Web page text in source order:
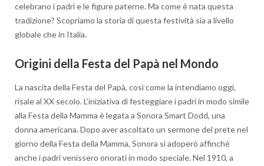
celebrano i padri e le figure paterne. Ma come è nata questa
tradizione? Scopriamo la storia di questa festività sia a livello
globale che in Italia.
Origini della Festa del Papà nel Mondo
La nascita della Festa del Papà, così come la intendiamo oggi,
risale al XX secolo. L’iniziativa di festeggiare i padri in modo simile
alla Festa della Mamma è legata a Sonora Smart Dodd, una
donna americana. Dopo aver ascoltato un sermone del prete nel
giorno della Festa della Mamma, Sonora si adoperò affinché
anche i padri venissero onorati in modo speciale. Nel 1910, a